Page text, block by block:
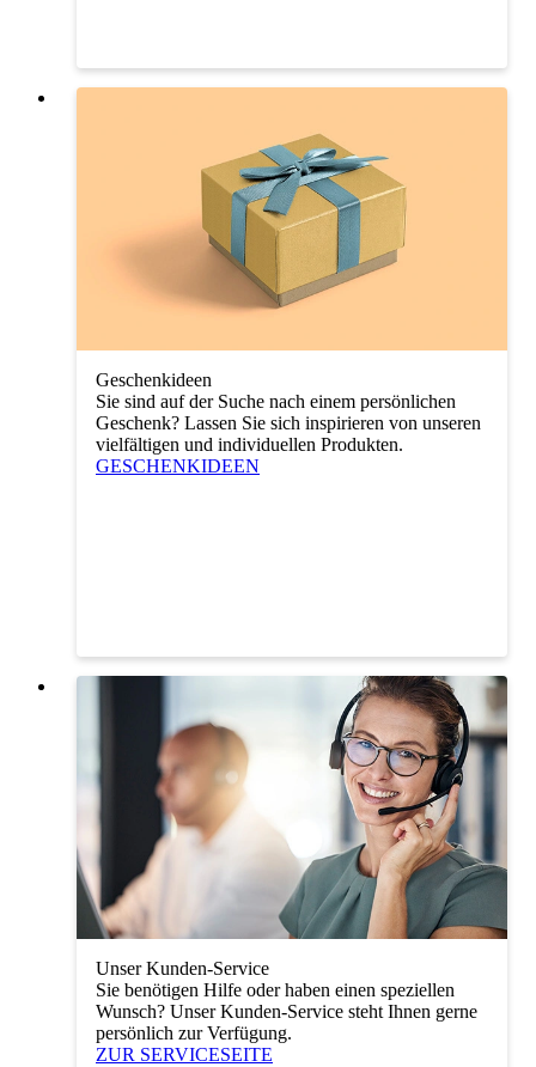
Geschenkideen
Sie sind auf der Suche nach einem persönlichen
Geschenk? Lassen Sie sich inspirieren von unseren
vielfältigen und individuellen Produkten.
GESCHENKIDEEN
Unser Kunden-Service
Sie benötigen Hilfe oder haben einen speziellen
Wunsch? Unser Kunden-Service steht Ihnen gerne
persönlich zur Verfügung.
ZUR SERVICESEITE